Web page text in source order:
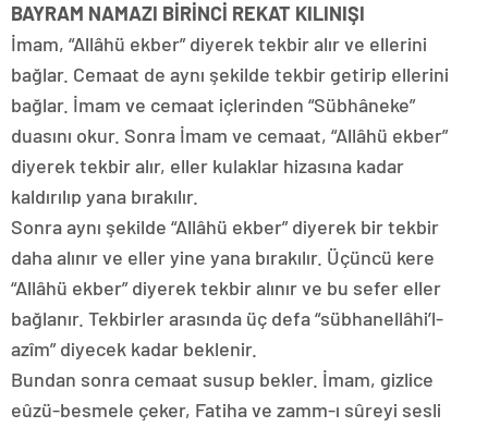
BAYRAM NAMAZI BİRİNCİ REKAT KILINIŞI
İmam, “Allâhü ekber” diyerek tekbir alır ve ellerini
bağlar. Cemaat de aynı şekilde tekbir getirip ellerini
bağlar. İmam ve cemaat içlerinden “Sübhâneke”
duasını okur. Sonra İmam ve cemaat, “Allâhü ekber”
diyerek tekbir alır, eller kulaklar hizasına kadar
kaldırılıp yana bırakılır.
Sonra aynı şekilde “Allâhü ekber” diyerek bir tekbir
daha alınır ve eller yine yana bırakılır. Üçüncü kere
“Allâhü ekber” diyerek tekbir alınır ve bu sefer eller
bağlanır. Tekbirler arasında üç defa “sübhanellâhi’l-
azîm” diyecek kadar beklenir.
Bundan sonra cemaat susup bekler. İmam, gizlice
eûzü-besmele çeker, Fatiha ve zamm-ı sûreyi sesli